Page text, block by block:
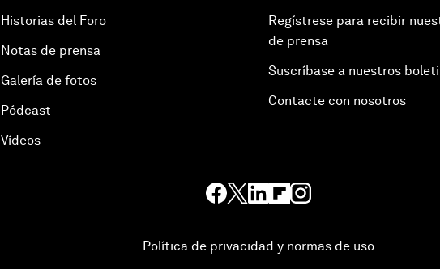
Historias del Foro
Notas de prensa
Galería de fotos
Pódcast
Vídeos
Regístrese para recibir
de prensa
Suscríbase a nuestros
Contacte con nosotros
Política de privacidad y normas de uso